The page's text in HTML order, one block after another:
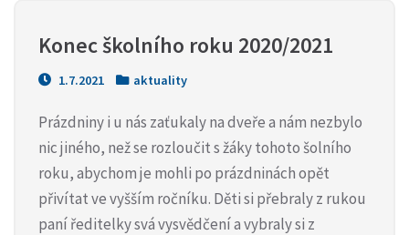
Konec školního roku 2020/2021
1.7.2021 aktuality
Prázdniny i u nás zaťukaly na dveře a nám nezbylo
nic jiného, než se rozloučit s žáky tohoto šolního
roku, abychom je mohli po prázdninách opět
přivítat ve vyšším ročníku. Děti si přebraly z rukou
paní ředitelky svá vysvědčení a vybraly si z